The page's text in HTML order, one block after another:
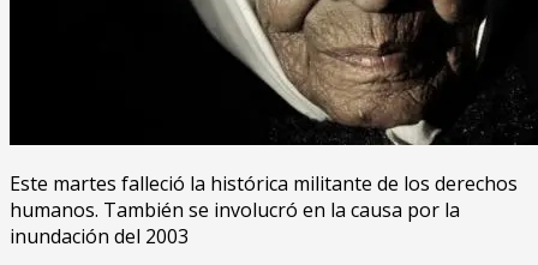
Este martes falleció la histórica militante de los derechos
humanos. También se involucró en la causa por la
inundación del 2003